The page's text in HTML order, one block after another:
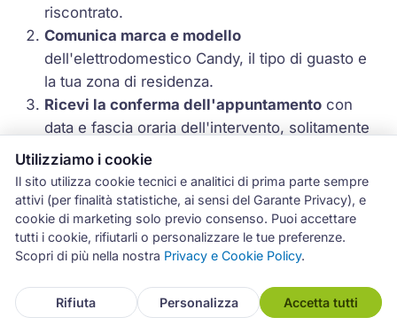
riscontrato.
Comunica marca e modello
dell'elettrodomestico Candy, il tipo di guasto e
la tua zona di residenza.
Ricevi la conferma dell'appuntamento con
data e fascia oraria dell'intervento, solitamente
entro 24-48 ore.
Il tecnico effettua la diagnosi
direttamente a
domicilio, identificando la causa del
malfunzionamento.
Viene comunicato il preventivocon il costo
della riparazione e dei ricambi necessari, prima
di procedere.
Riparazione completata e garanzia attivata
Utilizziamo i cookie
Il sito utilizza cookie tecnici e analitici di prima parte sempre
attivi (per finalità statistiche, ai sensi del Garante Privacy), e
cookie di marketing solo previo consenso. Puoi accettare
tutti i cookie, rifiutarli o personalizzare le tue preferenze.
Scopri di più nella nostra Privacy e Cookie Policy.
Rifiuta Personalizza Accetta tutti